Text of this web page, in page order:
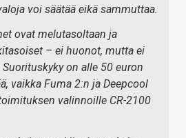
voi säätää eikä sammuttaa.
ovat melutasoltaan ja
– ei huonot, mutta ei
on alle 50 euron
vaikka Fuma 2:n ja Deepcool
valinnoille CR-2100